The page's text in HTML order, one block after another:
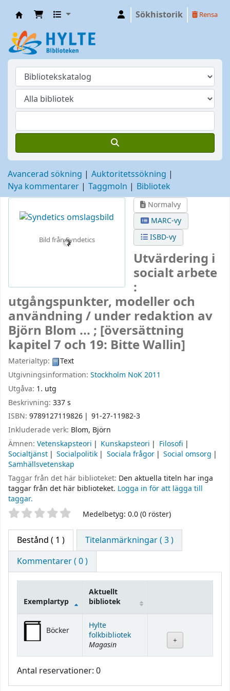
Sökhistorik Rensa
Avancerad sökning
Auktoritetssökning
Nya kommentarer
Taggmoln Bibliotek
Bild från Syndetics
Normalvy
MARC-vy
ISBD-vy
Utvärdering i
socialt arbete
:
utgångspunkter, modeller och
användning /under redaktion av
Björn Blom ... ; [översättning
kapitel 7 och 19: Bitte Wallin]
Materialtyp:
Text
Utgivningsinformation: Stockholm NoK2011
Utgåva: 1. utg
Beskrivning: 337 s
ISBN: 9789127119826
91-27-11982-3
Inkluderade verk: Blom, Björn
Ämnen: Vetenskapsteori Kunskapsteori
Filosofi
Socialtjänst
Socialpolitik Sociala frågor
Social omsorg
Samhällsvetenskap
Taggar från det här biblioteket: Den aktuella titeln har inga
taggar från det här biblioteket. Logga in för att lägga till
taggar.
Betyg Medelbetyg: 0.0 (0 röster)
Bestånd ( 1 )
Titelanmärkningar ( 3 )
Kommentarer ( 0 )
Bestånd
Exemplartyp
Aktuellt
bibliotek
Böcker
Hylte
folkbibliotek
Magasin
Antal reservationer: 0